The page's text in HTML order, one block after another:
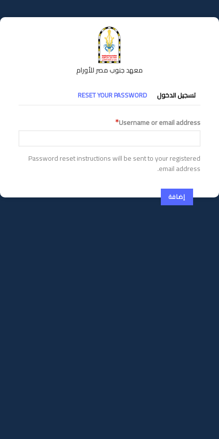
إلى
المحتوى
معهد جنوب مصر للأورام
التبويبات
الأساسية
تسجيل الدخول RESET YOUR PASSWORD
Username or email address
Password reset instructions will be sent to your registered
email address.